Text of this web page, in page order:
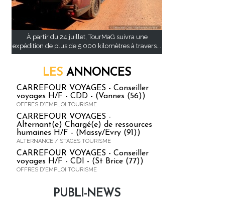
À partir du 24 juillet, TourMaG suivra une
expédition de plus de 5 000 kilomètres à travers...
LES ANNONCES
CARREFOUR VOYAGES - Conseiller
voyages H/F - CDD - (Vannes (56))
OFFRES D'EMPLOI TOURISME
CARREFOUR VOYAGES -
Alternant(e) Chargé(e) de ressources
humaines H/F - (Massy/Evry (91))
ALTERNANCE / STAGES TOURISME
CARREFOUR VOYAGES - Conseiller
voyages H/F - CDI - (St Brice (77))
OFFRES D'EMPLOI TOURISME
PUBLI-NEWS